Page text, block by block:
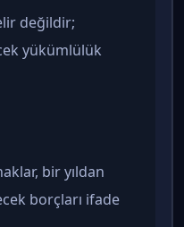
değildir;
yükümlülük
bir yıldan
borçları ifade